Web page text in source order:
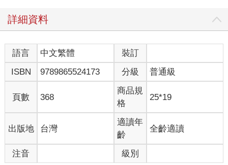
詳細資料
語言 中文繁體
裝訂
ISBN
9789865524173 分級 普通級
頁數 368
商品規
格
25*19
出版地 台灣
適讀年
齡
全齡適讀
注音 級別